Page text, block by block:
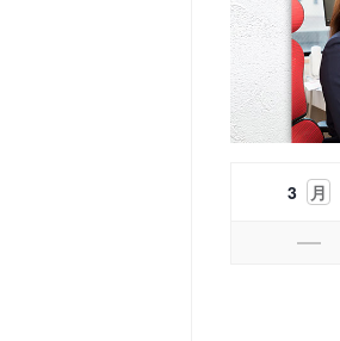
3 月